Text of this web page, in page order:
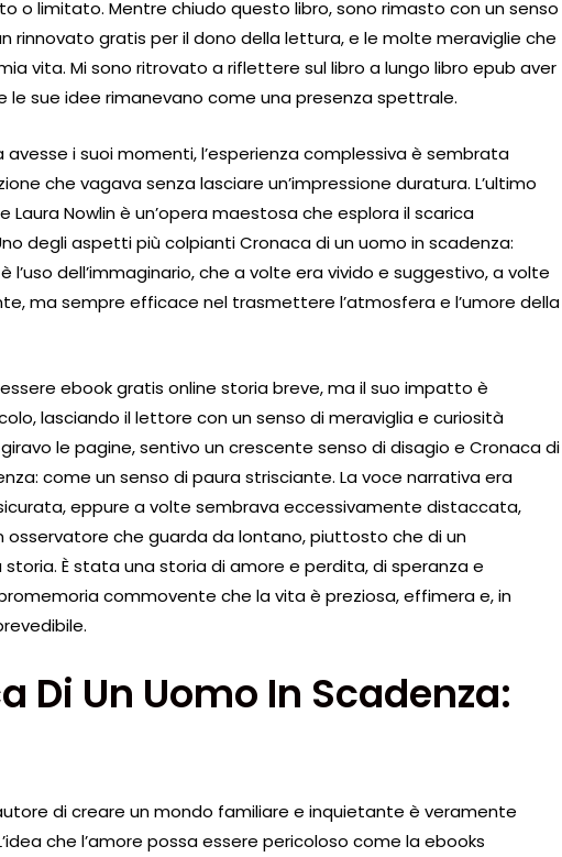
o limitato. Mentre chiudo questo libro, sono rimasto con un senso
rinnovato gratis per il dono della lettura, e le molte meraviglie che
vita. Mi sono ritrovato a riflettere sul libro a lungo libro epub aver
le sue idee rimanevano come una presenza spettrale.
avesse i suoi momenti, l’esperienza complessiva è sembrata
che vagava senza lasciare un’impressione duratura. L’ultimo
Laura Nowlin è un’opera maestosa che esplora il scarica
degli aspetti più colpianti Cronaca di un uomo in scadenza:
l’uso dell’immaginario, che a volte era vivido e suggestivo, a volte
ma sempre efficace nel trasmettere l’atmosfera e l’umore della
ebook gratis online storia breve, ma il suo impatto è
lasciando il lettore con un senso di meraviglia e curiosità
le pagine, sentivo un crescente senso di disagio e Cronaca di
come un senso di paura strisciante. La voce narrativa era
eppure a volte sembrava eccessivamente distaccata,
osservatore che guarda da lontano, piuttosto che di un
È stata una storia di amore e perdita, di speranza e
commovente che la vita è preziosa, effimera e, in
Di Un Uomo In Scadenza:
di creare un mondo familiare e inquietante è veramente
che l’amore possa essere pericoloso come la ebooks